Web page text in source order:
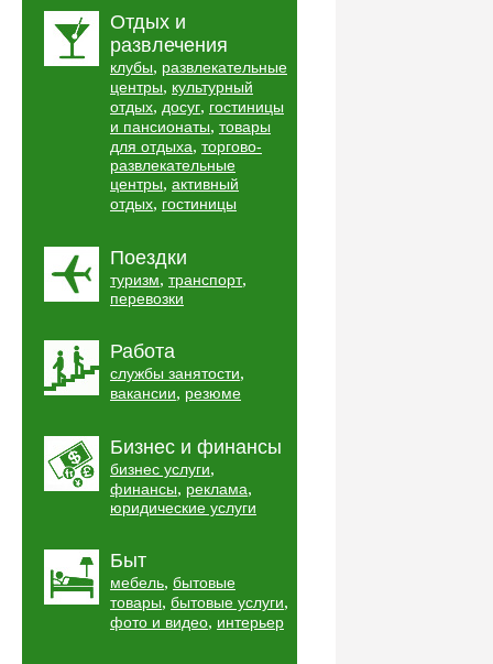
Отдых и
развлечения
клубы, развлекательные
центры, культурный
отдых, досуг, гостиницы
и пансионаты, товары
для отдыха, торгово-
развлекательные
центры, активный
отдых, гостиницы
Поездки
туризм, транспорт,
перевозки
Работа
службы занятости,
вакансии, резюме
Бизнес и финансы
бизнес услуги,
финансы, реклама,
юридические услуги
Быт
мебель, бытовые
товары, бытовые услуги,
фото и видео, интерьер